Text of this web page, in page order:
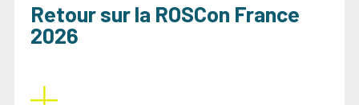
Retour sur la ROSCon France
2026